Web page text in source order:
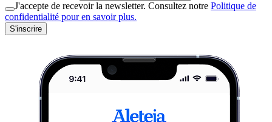
J'accepte de recevoir la newsletter. Consultez notre Politique de
confidentialité pour en savoir plus.
S'inscrire